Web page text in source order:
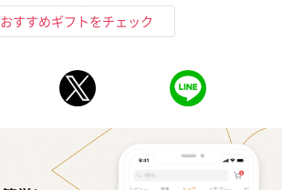
おすすめギフトをチェック